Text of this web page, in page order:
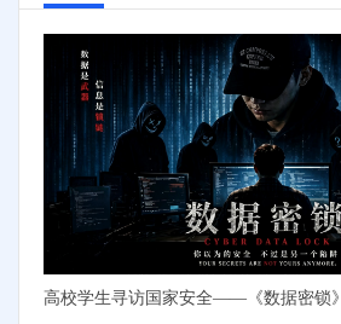
高校学生寻访国家安全——《数据密锁》